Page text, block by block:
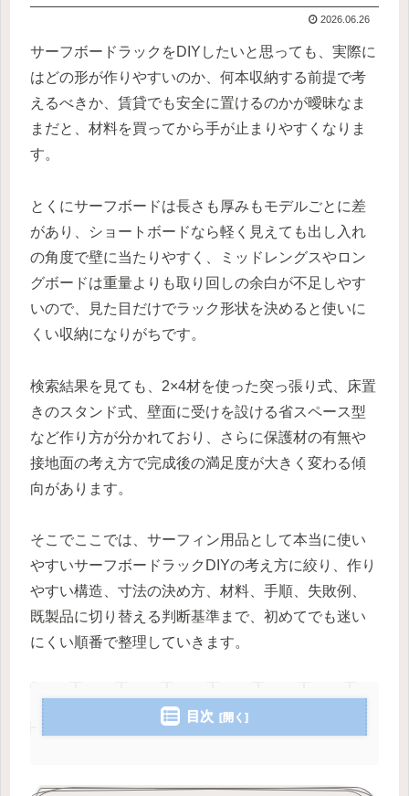
2026.06.26
サーフボードラックをDIYしたいと思っても、実際に
はどの形が作りやすいのか、何本収納する前提で考
えるべきか、賃貸でも安全に置けるのかが曖昧なま
まだと、材料を買ってから手が止まりやすくなりま
す。
とくにサーフボードは長さも厚みもモデルごとに差
があり、ショートボードなら軽く見えても出し入れ
の角度で壁に当たりやすく、ミッドレングスやロン
グボードは重量よりも取り回しの余白が不足しやす
いので、見た目だけでラック形状を決めると使いに
くい収納になりがちです。
検索結果を見ても、2×4材を使った突っ張り式、床置
きのスタンド式、壁面に受けを設ける省スペース型
など作り方が分かれており、さらに保護材の有無や
接地面の考え方で完成後の満足度が大きく変わる傾
向があります。
そこでここでは、サーフィン用品として本当に使い
やすいサーフボードラックDIYの考え方に絞り、作り
やすい構造、寸法の決め方、材料、手順、失敗例、
既製品に切り替える判断基準まで、初めてでも迷い
にくい順番で整理していきます。
目次